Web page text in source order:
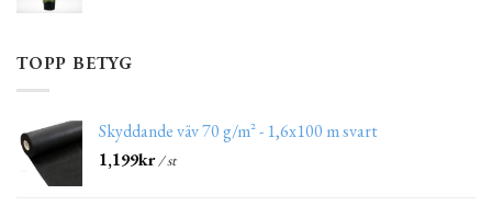
TOPP BETYG
Skyddande väv 70 g/m² - 1,6x100 m svart
1,199kr/ st